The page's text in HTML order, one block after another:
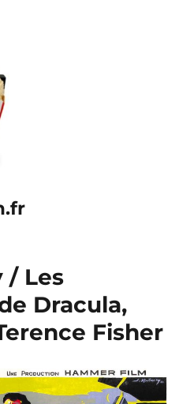
/ Les
Dracula,
Fisher